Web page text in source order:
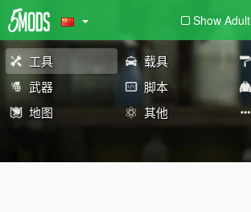
Show Adult
工具 载具
武器
脚本
地图
其他